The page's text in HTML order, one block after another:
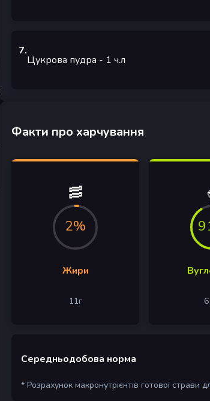
7.
Цукрова пудра - 1 ч.л
Факти про харчування
🥓
2%
Жири
11г
Середньодобова норма
* Розрахунок макронутрієнтів готової страви